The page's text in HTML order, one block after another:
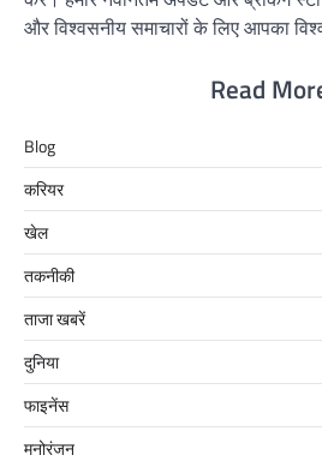
और विश्वसनीय समाचारों के लिए आपका
Read
Blog
करियर
खेल
तकनीकी
ताजा खबरें
दुनिया
फाइनेंस
मनोरंजन